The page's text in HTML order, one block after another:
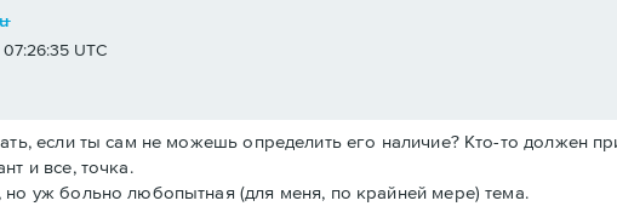
UTC
если ты сам не можешь определить его наличие? Кто-то должен
и все, точка.
но уж больно любопытная (для меня, по крайней мере) тема.